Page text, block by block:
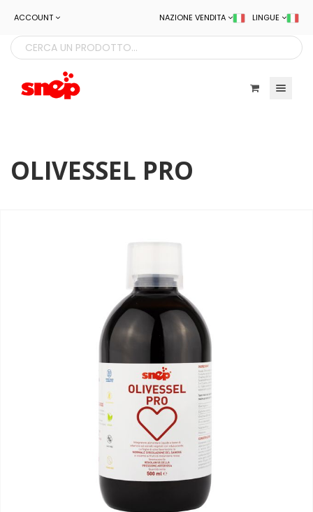
ACCOUNT LINGUE
NAZIONE VENDITA
OLIVESSEL PRO